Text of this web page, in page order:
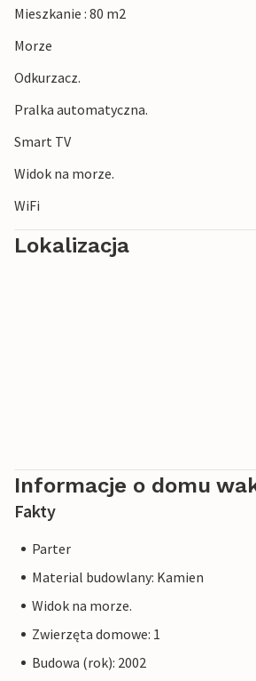
Mieszkanie : 80 m2
Morze
Odkurzacz.
Pralka automatyczna.
Smart TV
Widok na morze.
WiFi
Lokalizacja
Informacje o domu
Fakty
Parter
Material budowlany: Kamien
Widok na morze.
Zwierzęta domowe: 1
Budowa (rok): 2002